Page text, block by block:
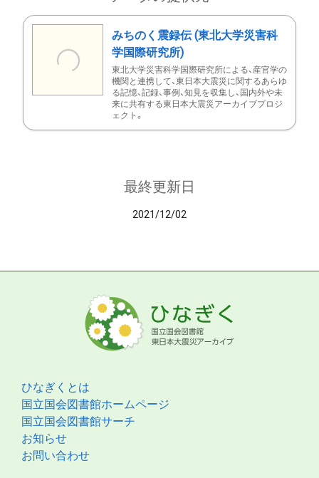
みちのく震録伝 (東北大学災害科
学国際研究所)
東北大学災害科学国際研究所による、産官学の
機関と連携して、東日本大震災に関するあらゆ
る記憶、記録、事例、知見を収集し、国内外や未
来に共有する東日本大震災アーカイブプロジ
ェクト。
最終更新日
2021/12/02
ひなぎくとは
国立国会図書館ホームページ
国立国会図書館サーチ
お知らせ
お問い合わせ